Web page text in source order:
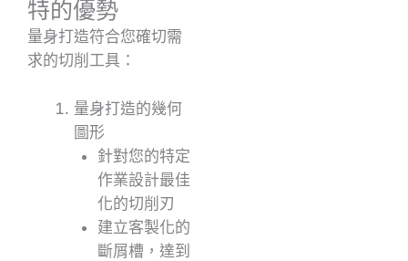
特的優勢
量身打造符合您確切需
求的切削工具：
量身打造的幾何
圖形
針對您的特定
作業設計最佳
化的切削刃
建立客製化的
斷屑槽，達到